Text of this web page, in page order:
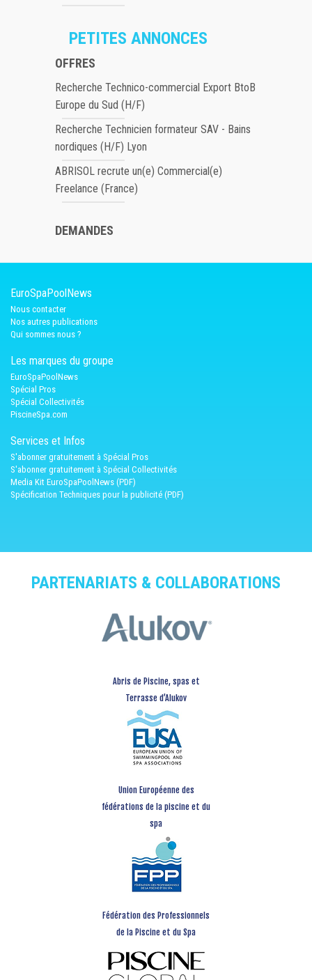
PETITES ANNONCES
OFFRES
Recherche Technico-commercial Export BtoB
Europe du Sud (H/F)
Recherche Technicien formateur SAV - Bains
nordiques (H/F) Lyon
ABRISOL recrute un(e) Commercial(e)
Freelance (France)
DEMANDES
EuroSpaPoolNews
Nous contacter
Nos autres publications
Qui sommes nous ?
Les marques du groupe
EuroSpaPoolNews
Spécial Pros
Spécial Collectivités
PiscineSpa.com
Services et Infos
S'abonner gratuitement à Spécial Pros
S'abonner gratuitement à Spécial Collectivités
Media Kit EuroSpaPoolNews (PDF)
Spécification Techniques pour la publicité (PDF)
PARTENARIATS & COLLABORATIONS
Abris de Piscine, spas et
Terrasse d’Alukov
Union Européenne des
fédérations de la piscine et du
spa
Fédération des Professionnels
de la Piscine et du Spa